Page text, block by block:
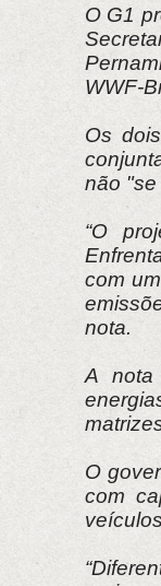
O G1
WWF-
Os
não "se
“O
com
nota.
A nota
O
com